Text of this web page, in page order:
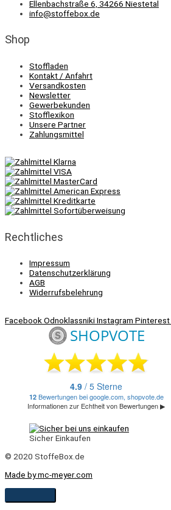
Ellenbachstraße 6, 34266 Niestetal
info@stoffebox.de
Shop
Stoffladen
Kontakt / Anfahrt
Versandkosten
Newsletter
Gewerbekunden
Stofflexikon
Unsere Partner
Zahlungsmittel
Rechtliches
Impressum
Datenschutzerklärung
AGB
Widerrufsbelehrung
FacebookOdnoklassnikiInstagram Pinterest
Sicher Einkaufen
© 2020 StoffeBox.de
Made by mc-meyer.com